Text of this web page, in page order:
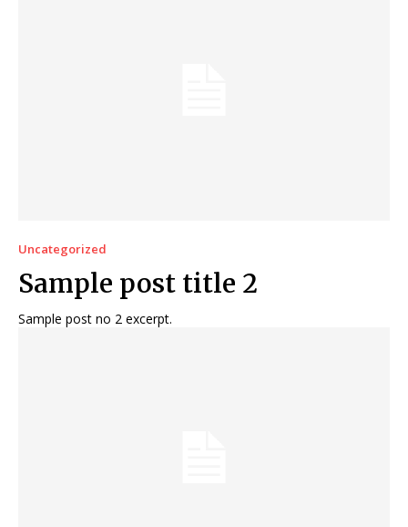
Uncategorized
Sample post title 2
Sample post no 2 excerpt.